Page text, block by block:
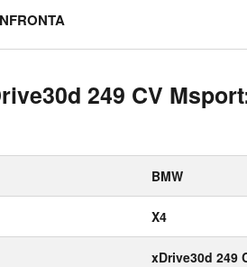
249 CV
BMW
X4
xDrive30d 249